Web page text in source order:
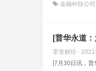
金融科技公司
[普华永道
零壹财经 ·
[7月30日讯，